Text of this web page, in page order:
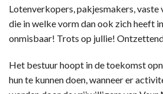
Lotenverkopers, pakjesmakers,
die in welke vorm dan ook zich heeft
onmisbaar! Trots op jullie!
Het bestuur hoopt in de toekomst
hun te kunnen doen, wanneer er